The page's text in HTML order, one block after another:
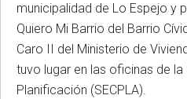
municipalidad de Lo Espejo y
Quiero Mi Barrio del Barrio
Caro II del Ministerio de
tuvo lugar en las oficinas de
Planificación (SECPLA).